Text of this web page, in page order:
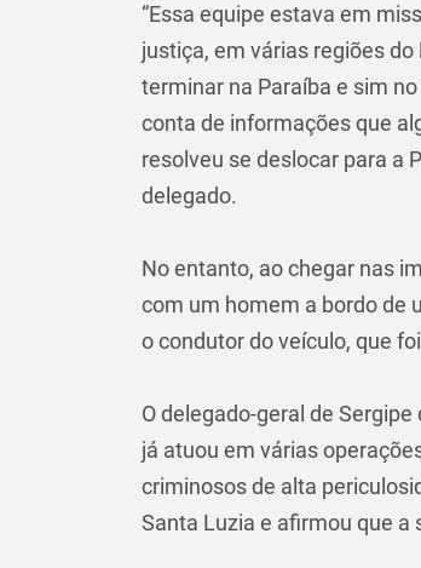
“Essa equipe estava em
justiça, em várias regiões
terminar na Paraíba e sim
conta de informações que
resolveu se deslocar para a
delegado.
No entanto, ao chegar nas
com um homem a bordo de
o condutor do veículo, que
O delegado-geral de
já atuou em várias
criminosos de alta
Santa Luzia e afirmou que a